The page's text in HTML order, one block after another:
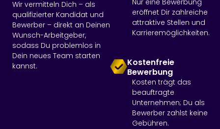
Wir vermitteln Dich – als
qualifizierter Kandidat und
Bewerber – direkt an Deinen
Wunsch-Arbeitgeber,
sodass Du problemlos in
Dein neues Team starten
kannst.
eröffnet Dir zahlreiche
attraktive Stellen und
Karrieremöglichkeiten.
Kostenfreie
Bewerbung
Kosten trägt das
beauftragte
Unternehmen; Du als
Bewerber zahlst keine
Gebühren.